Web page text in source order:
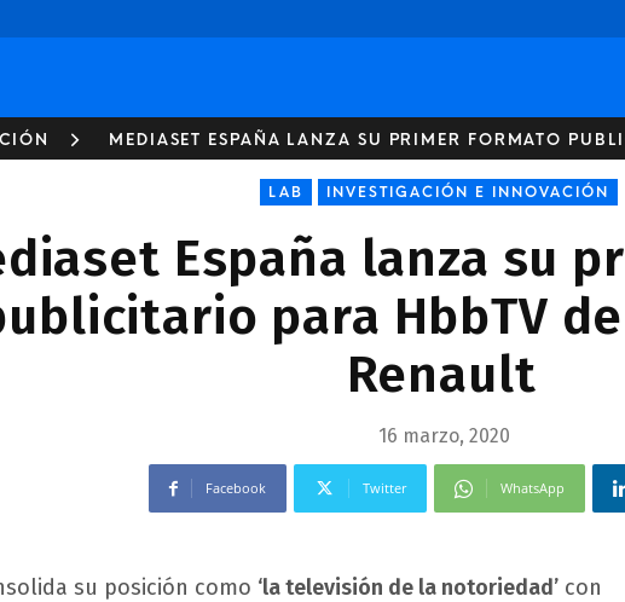
MEDIASET ESPAÑA LANZA SU PRIMER FORMATO
LAB INVESTIGACIÓN E INNOVACIÓN
España lanza su
para HbbTV
Renault
16 marzo, 2020
Facebook Twitter WhatsApp
su posición como ‘la televisión de la notoriedad’ con